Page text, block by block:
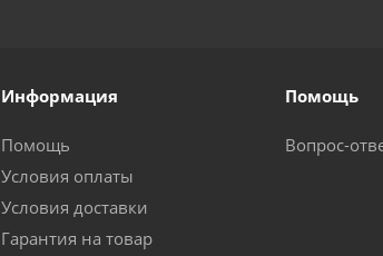
Информация
Помощь
Условия оплаты
Условия доставки
Гарантия на товар
Помощь
Вопрос-